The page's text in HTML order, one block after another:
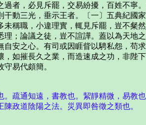
，必見斥罷，交易紛擾，百姓不寧
干動三光，垂示王者。〔一〕五典紀
稱職，小違理實，輒見斥罷，豈不粲
；論議之徒，豈不諠譁。蓋以為天
安之心。有司或因睚眥以騁私怨，
如摧長久之業，而造速成之功，非
易代頗簡。
通知遠，書教也。絜靜精微，易教也
道陰陽之法。災異即咎徵之類也。